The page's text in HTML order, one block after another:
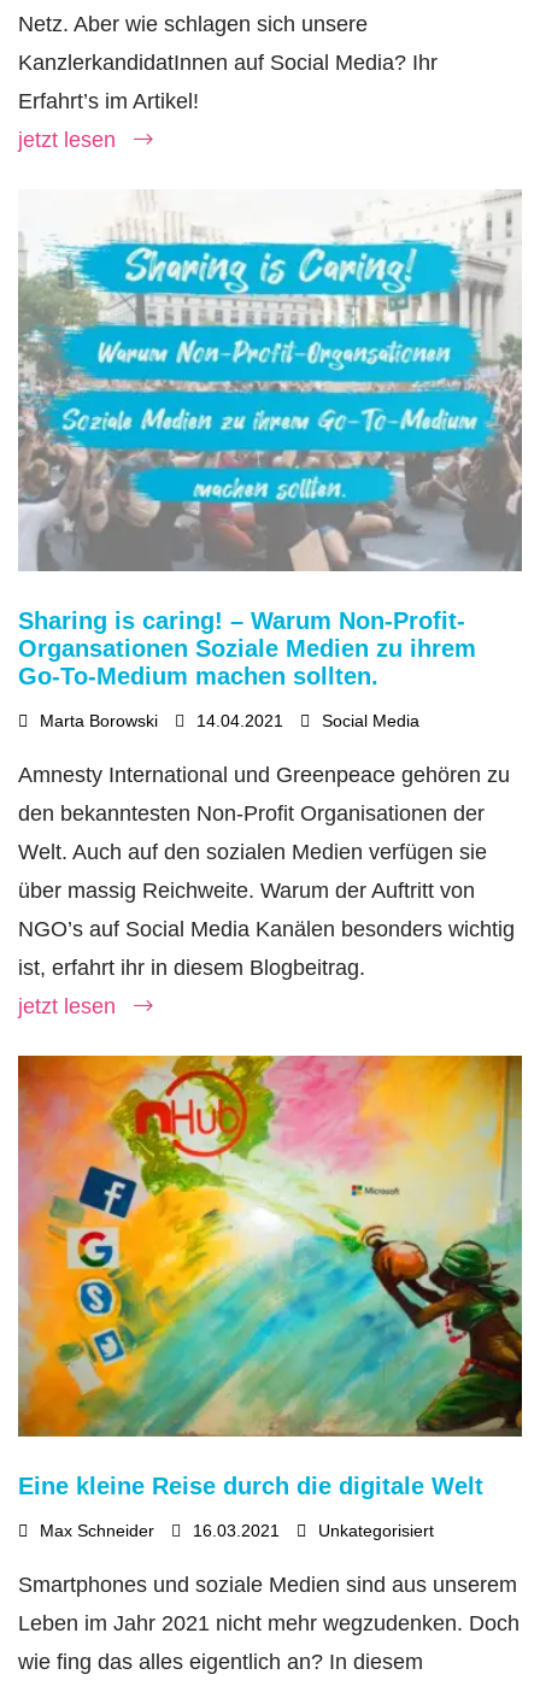
Netz. Aber wie schlagen sich unsere
KanzlerkandidatInnen auf Social Media? Ihr
Erfahrt’s im Artikel!
jetzt lesen
Sharing is caring! – Warum Non-Profit-
Organsationen Soziale Medien zu ihrem
Go-To-Medium machen sollten.
Marta Borowski 14.04.2021 Social Media
Amnesty International und Greenpeace gehören zu
den bekanntesten Non-Profit Organisationen der
Welt. Auch auf den sozialen Medien verfügen sie
über massig Reichweite. Warum der Auftritt von
NGO’s auf Social Media Kanälen besonders wichtig
ist, erfahrt ihr in diesem Blogbeitrag.
jetzt lesen
Eine kleine Reise durch die digitale Welt
Max Schneider 16.03.2021 Unkategorisiert
Smartphones und soziale Medien sind aus unserem
Leben im Jahr 2021 nicht mehr wegzudenken. Doch
wie fing das alles eigentlich an? In diesem